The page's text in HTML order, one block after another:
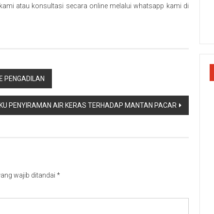
atau konsultasi secara online melalui whatsapp kami di
PENGADILAN
PENYIRAMAN AIR KERAS TERHADAP MANTAN PACAR
wajib ditandai *